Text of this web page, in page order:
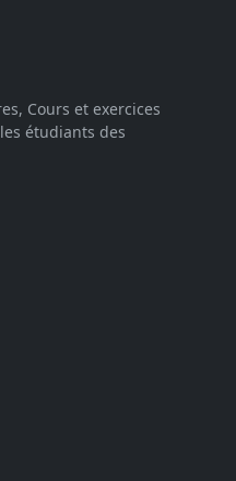
Cours et exercices
étudiants des